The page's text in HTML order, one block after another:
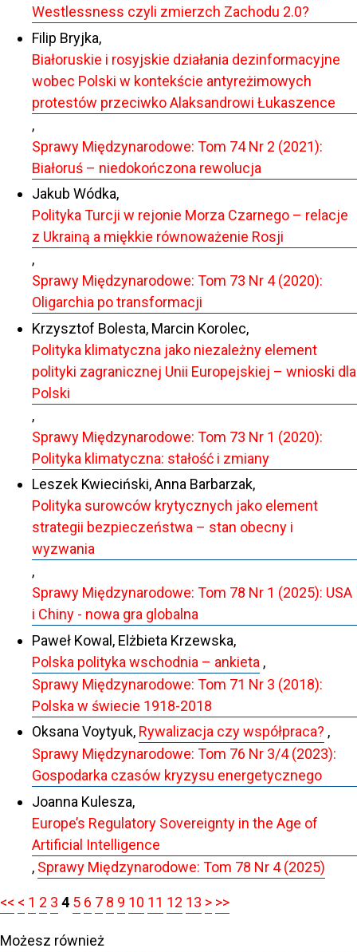
Westlessness czyli zmierzch Zachodu 2.0?
Filip Bryjka,
Białoruskie i rosyjskie działania dezinformacyjne
wobec Polski w kontekście antyreżimowych
protestów przeciwko Alaksandrowi Łukaszence
,
Sprawy Międzynarodowe: Tom 74 Nr 2 (2021):
Białoruś – niedokończona rewolucja
Jakub Wódka,
Polityka Turcji w rejonie Morza Czarnego – relacje
z Ukrainą a miękkie równoważenie Rosji
,
Sprawy Międzynarodowe: Tom 73 Nr 4 (2020):
Oligarchia po transformacji
Krzysztof Bolesta, Marcin Korolec,
Polityka klimatyczna jako niezależny element
polityki zagranicznej Unii Europejskiej – wnioski dla
Polski
,
Sprawy Międzynarodowe: Tom 73 Nr 1 (2020):
Polityka klimatyczna: stałość i zmiany
Leszek Kwieciński, Anna Barbarzak,
Polityka surowców krytycznych jako element
strategii bezpieczeństwa – stan obecny i
wyzwania
,
Sprawy Międzynarodowe: Tom 78 Nr 1 (2025): USA
i Chiny - nowa gra globalna
Paweł Kowal, Elżbieta Krzewska,
Polska polityka wschodnia – ankieta ,
Sprawy Międzynarodowe: Tom 71 Nr 3 (2018):
Polska w świecie 1918-2018
Oksana Voytyuk, Rywalizacja czy współpraca? ,
Sprawy Międzynarodowe: Tom 76 Nr 3/4 (2023):
Gospodarka czasów kryzysu energetycznego
Joanna Kulesza,
Europe’s Regulatory Sovereignty in the Age of
Artificial Intelligence
, Sprawy Międzynarodowe: Tom 78 Nr 4 (2025)
<< < 1 2 3 4 5 6 7 8 9 10 11 12 13 > >>
Możesz również